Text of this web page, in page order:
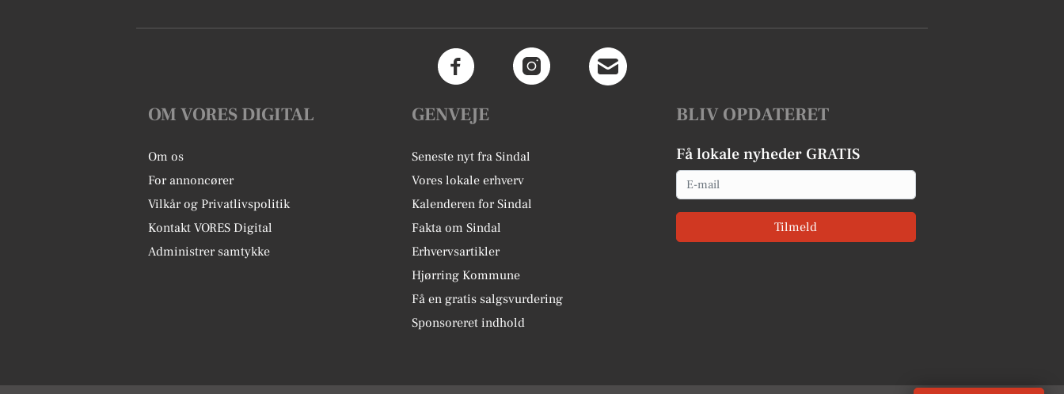
OM VORES DIGITAL
Om os
For annoncører
Vilkår og Privatlivspolitik
Kontakt VORES Digital
Administrer samtykke
GENVEJE
Seneste nyt fra Sindal
Vores lokale erhverv
Kalenderen for Sindal
Fakta om Sindal
Erhvervsartikler
Hjørring Kommune
Få en gratis salgsvurdering
Sponsoreret indhold
BLIV OPDATERET
Få lokale nyheder GRATIS
Email
Tilmeld